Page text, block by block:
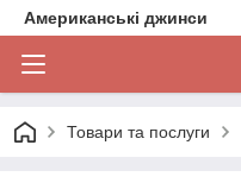
Американські джинси
Товари та послуги